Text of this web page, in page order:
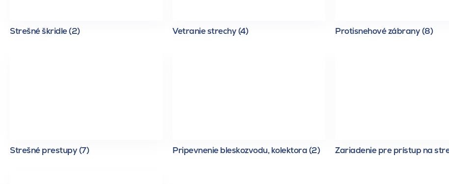
Strešné škridle (2) Vetranie strechy (4) Protisnehové zábrany (8)
Strešné prestupy (7) Pripevnenie bleskozvodu, kolektora (2) Zariadenie pre prístup na